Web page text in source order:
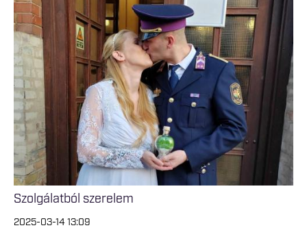
Szolgálatból szerelem
2025-03-14 13:09